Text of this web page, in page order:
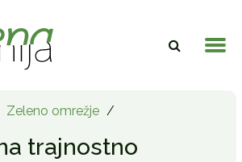
Zeleno omrežje /
trajnostno